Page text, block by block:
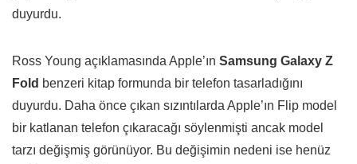
duyurdu.
Ross Young açıklamasında Apple’ın Samsung Galaxy Z
Fold benzeri kitap formunda bir telefon tasarladığını
duyurdu. Daha önce çıkan sızıntılarda Apple’ın Flip model
bir katlanan telefon çıkaracağı söylenmişti ancak model
tarzı değişmiş görünüyor. Bu değişimin nedeni ise henüz